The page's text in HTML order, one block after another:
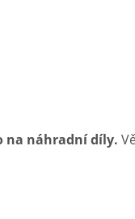
na náhradní díly.